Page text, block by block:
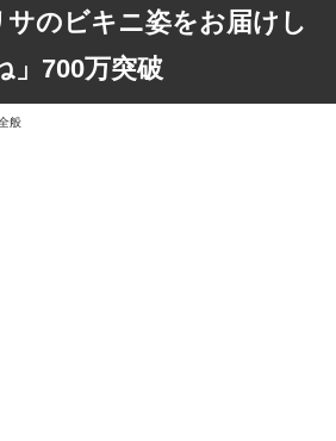
のビキニ姿をお届けし
」700万突破
般